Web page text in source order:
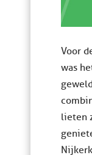
Voor
was
lieten